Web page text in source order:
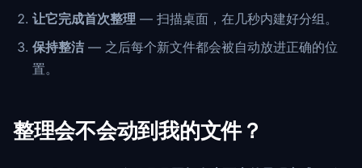
让它完成首次整理 — 扫描桌面，在几秒内建好分组。
保持整洁 — 之后每个新文件都会被自动放进正确的位
置。
整理会不会动到我的文件？